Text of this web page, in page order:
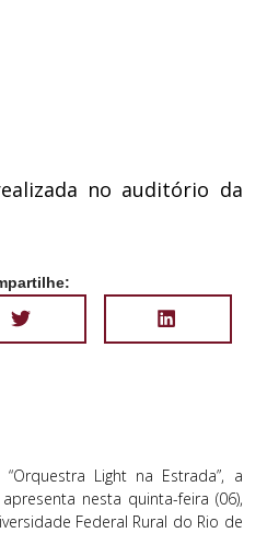
no auditório da
Light na Estrada”, a
nesta quinta-feira (06),
Federal Rural do Rio de